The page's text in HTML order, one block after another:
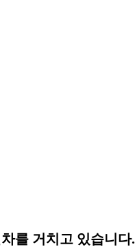
를 거치고 있습니다.